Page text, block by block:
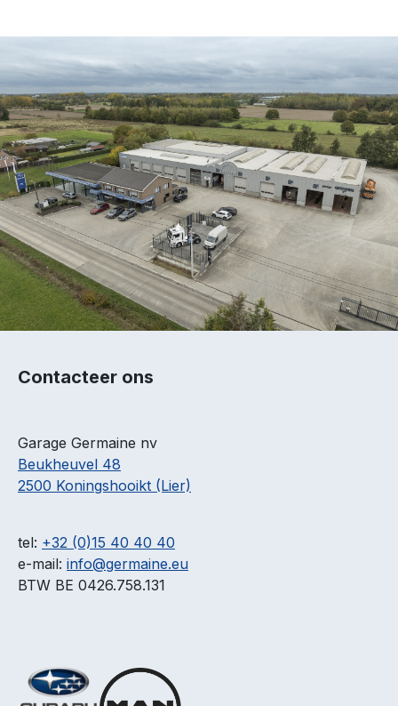
Contacteer ons
Garage Germaine nv
Beukheuvel 48
2500 Koningshooikt (Lier)
tel: +32 (0)15 40 40 40
e-mail: info@germaine.eu
BTW BE 0426.758.131